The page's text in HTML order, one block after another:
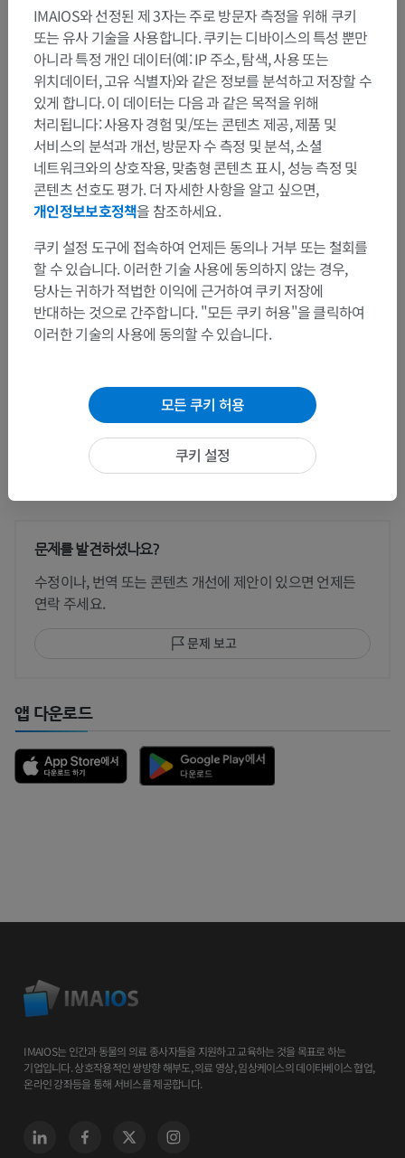
해부학적 계층
인체 해부학 2
인체> 통합계통> 신경계통> 중추신경계통> 뇌>
대뇌> 사이뇌> 셋째뇌실벽> 셋째뇌실주위기관
정중융기
하위 구조:이 부위는 하위 해부 구조가 없습니다
인체 해부학 1
문제를 발견하셨나요?
수정이나, 번역 또는 콘텐츠 개선에 제안이 있으면 언제든
연락 주세요.
문제 보고
앱 다운로드
IMAIOS는 인간과 동물의 의료 종사자들을 지원하고 교육하는 것을 목표로 하는
기업입니다. 상호작용적인 쌍방향 해부도, 의료 영상, 임상케이스의 데이타베이스 협업,
온라인 강좌등을 통해 서비스를 제공합니다.
IMAIOS와 선정된 제 3자는 주로 방문자 측정을 위해 쿠키
또는 유사 기술을 사용합니다. 쿠키는 디바이스의 특성 뿐만
아니라 특정 개인 데이터(예: IP 주소, 탐색, 사용 또는
위치데이터, 고유 식별자)와 같은 정보를 분석하고 저장할 수
있게 합니다. 이 데이터는 다음 과 같은 목적을 위해
처리됩니다: 사용자 경험 및/또는 콘텐츠 제공, 제품 및
서비스의 분석과 개선, 방문자 수 측정 및 분석, 소셜
네트워크와의 상호작용, 맞춤형 콘텐츠 표시, 성능 측정 및
콘텐츠 선호도 평가. 더 자세한 사항을 알고 싶으면,
개인정보보호정책을 참조하세요.
쿠키 설정 도구에 접속하여 언제든 동의나 거부 또는 철회를
할 수 있습니다. 이러한 기술 사용에 동의하지 않는 경우,
당사는 귀하가 적법한 이익에 근거하여 쿠키 저장에
반대하는 것으로 간주합니다. "모든 쿠키 허용"을 클릭하여
이러한 기술의 사용에 동의할 수 있습니다.
모든 쿠키 허용
쿠키 설정